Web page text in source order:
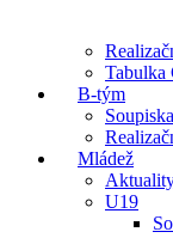
Tabulka
B-tým
Mládež
U19